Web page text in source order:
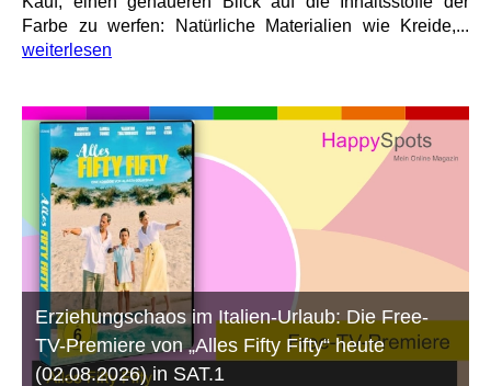
Farbe zu werfen: Natürliche Materialien wie Kreide,...
weiterlesen
Erziehungschaos im Italien-Urlaub: Die Free-
TV-Premiere von „Alles Fifty Fifty“ heute
(02.08.2026) in SAT.1